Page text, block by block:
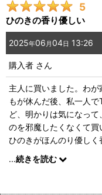
5
ひのきの香り優しい
2025年06 月04日 13:26
購入者 さん
主人に買いました。わ
もが休んだ後、私一人
ど、明かりは気になっ
のを邪魔したくなくて買
ひのきがほんのり優しく
ラベンダーもたまにシ
...続きを読む